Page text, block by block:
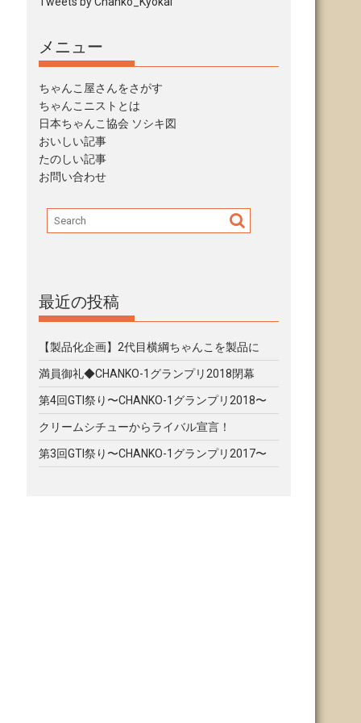
メニュー
ちゃんこ屋さんをさがす
ちゃんこニストとは
日本ちゃんこ協会 ソシキ図
おいしい記事
たのしい記事
お問い合わせ
最近の投稿
【製品化企画】2代目横綱ちゃんこを製品に
満員御礼◆CHANKO-1グランプリ2018閉幕
第4回GTI祭り〜CHANKO-1グランプリ2018〜
クリームシチューからライバル宣言！
第3回GTI祭り〜CHANKO-1グランプリ2017〜